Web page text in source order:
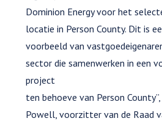
Dominion Energy voor het
locatie in Person County. Dit is
voorbeeld van
sector die samenwerken in een
project
ten behoeve van Person
Powell, voorzitter van de Raad